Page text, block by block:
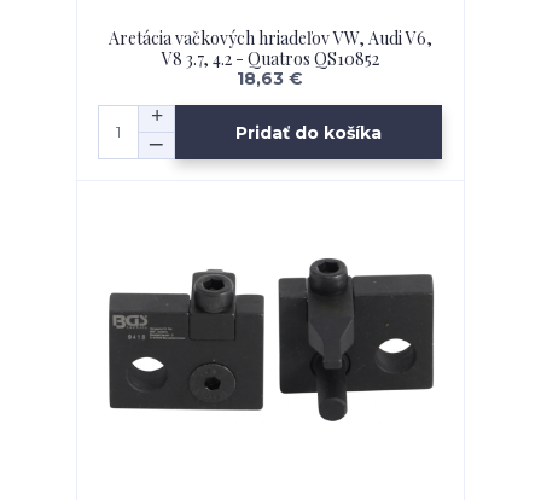
Aretácia vačkových hriadeľov VW, Audi V6,
V8 3.7, 4.2 - Quatros QS10852
18,63 €
Pridať do košíka